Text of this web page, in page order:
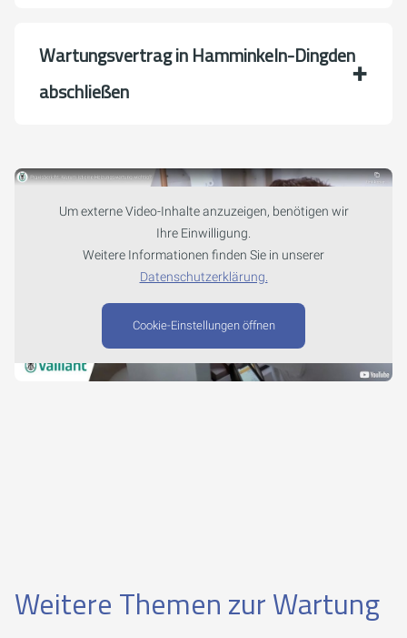
Wartungsvertrag in Hamminkeln-Dingden
abschließen
Um externe Video-Inhalte anzuzeigen, benötigen wir
Ihre Einwilligung.
Weitere Informationen finden Sie in unserer
Datenschutzerklärung.
Cookie-Einstellungen öffnen
Weitere Themen zur Wartung